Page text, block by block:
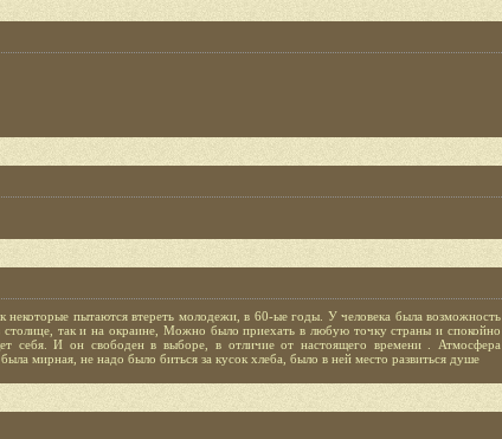
некоторые пытаются втереть молодежи, в 60-ые годы. У человека была возможность
так и на окраине, Можно было приехать в любую точку страны и спокойно
себя. И он свободен в выборе, в отличие от настоящего времени . Атмосфера
мирная, не надо было биться за кусок хлеба, было в ней место развиться душе